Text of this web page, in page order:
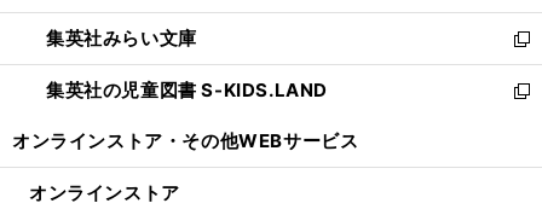
開
く
ウ
で
開
く
ン
ド
ウ
で
ウ
ィ
ン
ド
開
集英社みらい文庫
新
し
い
ン
集英社の児童図書 S-KIDS.LAND
新
ウ
オンラインストア・ その他WEBサービス
オンラインストア